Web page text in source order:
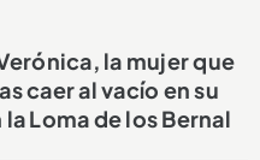
la mujer que
caer al vacío en su
Loma de los Bernal